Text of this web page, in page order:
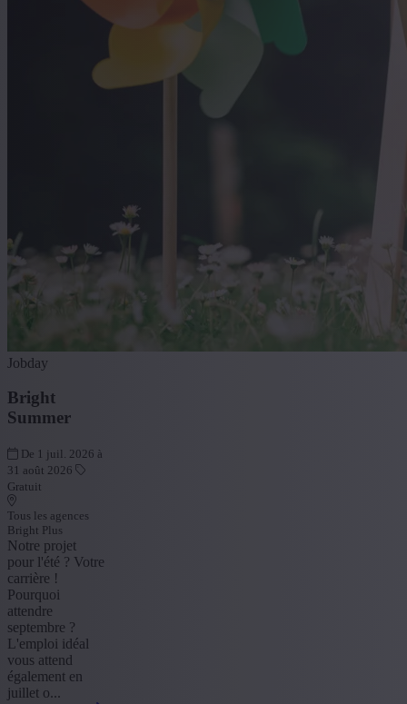
Jobday
Bright
Summer
De 1 juil. 2026 à
31 août 2026
Gratuit
Tous les agences
Bright Plus
Notre projet
pour l'été ? Votre
carrière !
Pourquoi
attendre
septembre ?
L'emploi idéal
vous attend
également en
juillet o...